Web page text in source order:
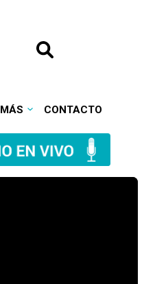
MÁS CONTACTO